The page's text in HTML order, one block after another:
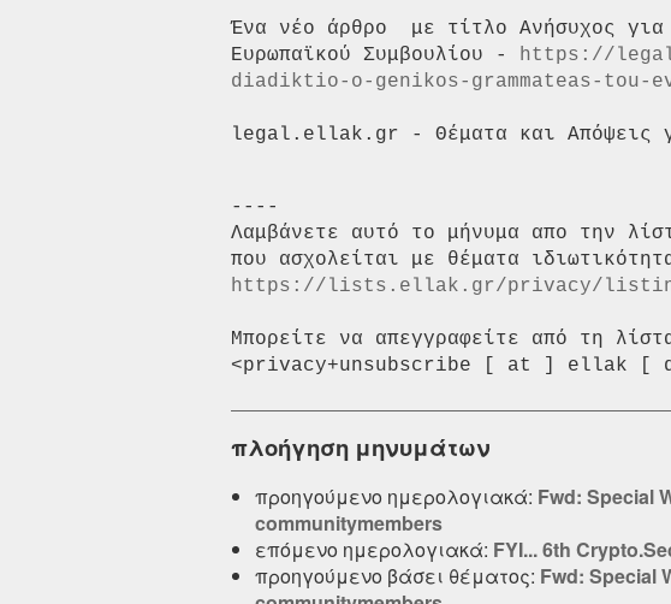
Ένα νέο άρθρο  με τίτλο Ανήσυχος για
Ευρωπαϊκού Συμβουλίου - https://
diadiktio-o-genikos-grammateas-tou-
----
Λαμβάνετε αυτό το μήνυμα απο την
https://lists.ellak.gr/privacy/
Μπορείτε να απεγγραφείτε από τη
πλοήγηση μηνυμάτων
προηγούμενο ημερολογιακά: Fwd: Special
communitymembers
επόμενο ημερολογιακά: FYI... 6th
προηγούμενο βάσει θέματος: Fwd: Special